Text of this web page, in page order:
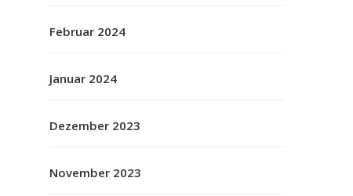
Februar 2024
Januar 2024
Dezember 2023
November 2023